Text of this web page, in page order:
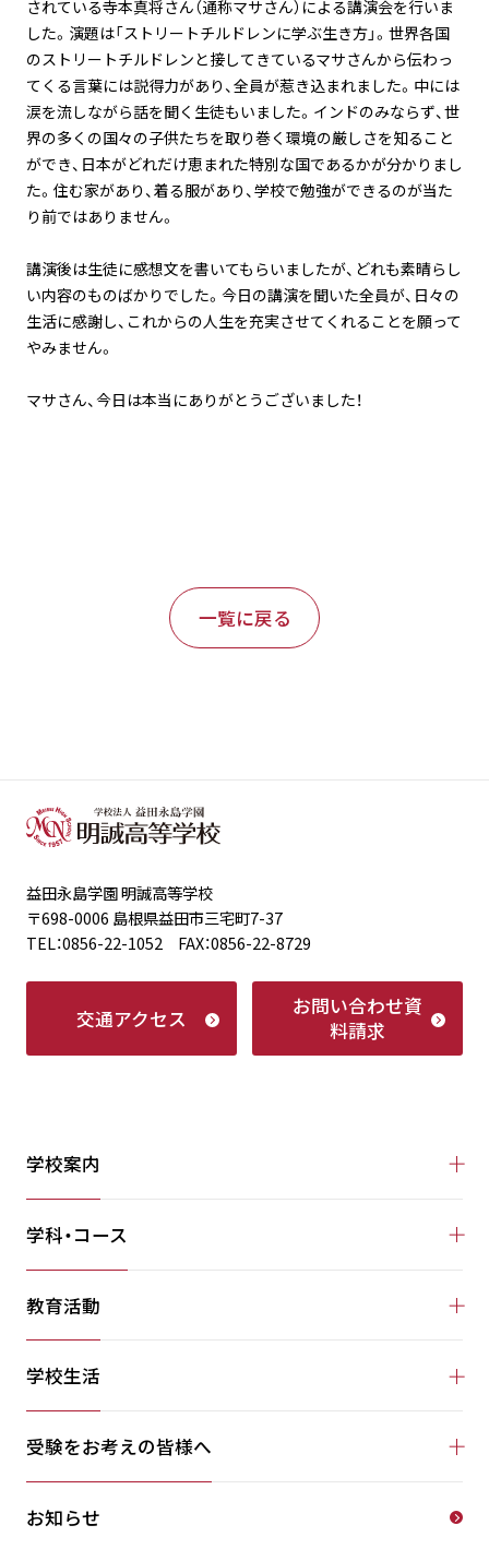
されている寺本真将さん（通称マサさん）による講演会を行いま
した。演題は「ストリートチルドレンに学ぶ生き方」。世界各国
のストリートチルドレンと接してきているマサさんから伝わっ
てくる言葉には説得力があり、全員が惹き込まれました。中には
涙を流しながら話を聞く生徒もいました。インドのみならず、世
界の多くの国々の子供たちを取り巻く環境の厳しさを知ること
ができ、日本がどれだけ恵まれた特別な国であるかが分かりまし
た。住む家があり、着る服があり、学校で勉強ができるのが当た
り前ではありません。
講演後は生徒に感想文を書いてもらいましたが、どれも素晴らし
い内容のものばかりでした。今日の講演を聞いた全員が、日々の
生活に感謝し、これからの人生を充実させてくれることを願って
やみません。
マサさん、今日は本当にありがとうございました！
一覧に戻る
益田永島学園 明誠高等学校
〒698-0006 島根県益田市三宅町7-37
TEL：0856-22-1052 FAX：0856-22-8729
交通アクセス お問い合わせ資
料請求
学校案内
学科・コース
教育活動
学校生活
受験をお考えの皆様へ
お知らせ